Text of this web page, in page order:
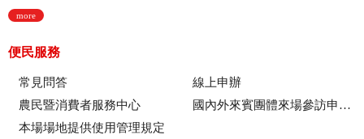
more
便民服務
常見問答
線上申辦
農民暨消費者服務中心
國內外來賓團體來場參訪申請流程
本場場地提供使用管理規定